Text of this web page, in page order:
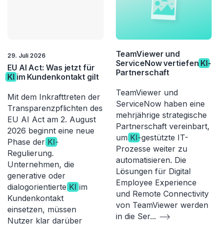
29. Juli 2026
EU AI Act: Was jetzt für
KI im Kundenkontakt gilt
Mit dem Inkrafttreten der
Transparenzpflichten des
EU AI Act am 2. August
2026 beginnt eine neue
Phase der KI-
Regulierung.
Unternehmen, die
generative oder
dialogorientierte KI im
Kundenkontakt
einsetzen, müssen
Nutzer klar darüber
TeamViewer und
ServiceNow vertiefen KI-
Partnerschaft
TeamViewer und
ServiceNow haben eine
mehrjährige strategische
Partnerschaft vereinbart,
um KI-gestützte IT-
Prozesse weiter zu
automatisieren. Die
Lösungen für Digital
Employee Experience
und Remote Connectivity
von TeamViewer werden
in die Ser...